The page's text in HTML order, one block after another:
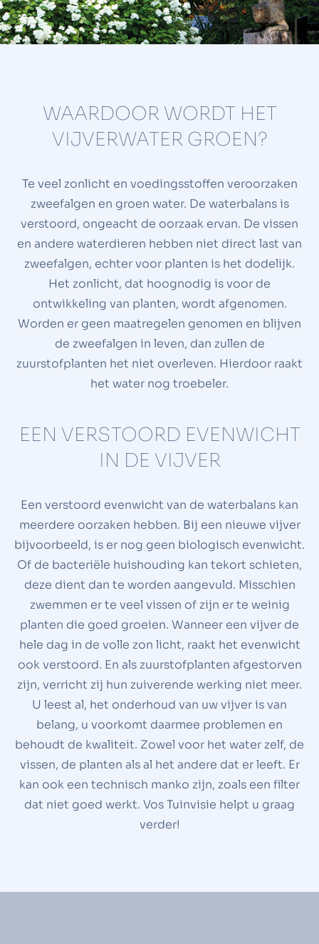
WAARDOOR WORDT HET
VIJVERWATER GROEN?
Te veel zonlicht en voedingsstoffen veroorzaken
zweefalgen en groen water. De waterbalans is
verstoord, ongeacht de oorzaak ervan. De vissen
en andere waterdieren hebben niet direct last van
zweefalgen, echter voor planten is het dodelijk.
Het zonlicht, dat hoognodig is voor de
ontwikkeling van planten, wordt afgenomen.
Worden er geen maatregelen genomen en blijven
de zweefalgen in leven, dan zullen de
zuurstofplanten het niet overleven. Hierdoor raakt
het water nog troebeler.
EEN VERSTOORD EVENWICHT
IN DE VIJVER
Een verstoord evenwicht van de waterbalans kan
meerdere oorzaken hebben. Bij een nieuwe vijver
bijvoorbeeld, is er nog geen biologisch evenwicht.
Of de bacteriële huishouding kan tekort schieten,
deze dient dan te worden aangevuld. Misschien
zwemmen er te veel vissen of zijn er te weinig
planten die goed groeien. Wanneer een vijver de
hele dag in de volle zon licht, raakt het evenwicht
ook verstoord. En als zuurstofplanten afgestorven
zijn, verricht zij hun zuiverende werking niet meer.
U leest al, het onderhoud van uw vijver is van
belang, u voorkomt daarmee problemen en
behoudt de kwaliteit. Zowel voor het water zelf, de
vissen, de planten als al het andere dat er leeft. Er
kan ook een technisch manko zijn, zoals een filter
dat niet goed werkt. Vos Tuinvisie helpt u graag
verder!